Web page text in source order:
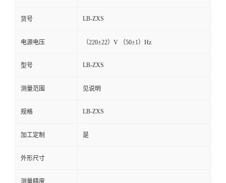
言
货号 LB-ZXS
电源电压 （220±22）V （50±1）Hz
型号 LB-ZXS
测量范围 见说明
规格 LB-ZXS
加工定制 是
外形尺寸
测量精度